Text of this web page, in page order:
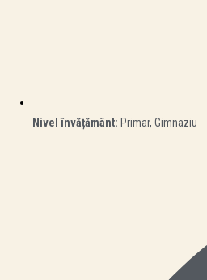
Nivel învățământ: Primar, Gimnaziu